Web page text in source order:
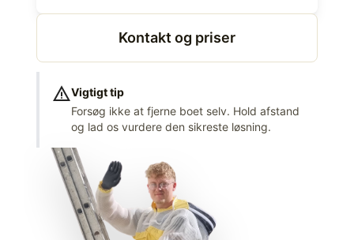
Kontakt og priser
warningVigtigt tip
Forsøg ikke at fjerne boet selv. Hold afstand
og lad os vurdere den sikreste løsning.